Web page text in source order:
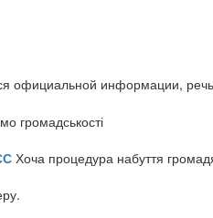
официальной информации, речь
громадськості
Хоча процедура набуття